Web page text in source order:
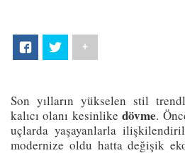
+
Son yılların yükselen stil
kalıcı olanı kesinlikedövme.
uçlarda yaşayanlarla
modernize oldu hatta değişik